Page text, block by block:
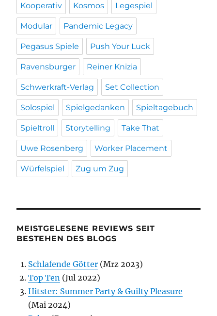
Kooperativ Kosmos Legespiel
Modular Pandemic Legacy
Pegasus Spiele Push Your Luck
Ravensburger Reiner Knizia
Schwerkraft-Verlag Set Collection
Solospiel Spielgedanken Spieltagebuch
Spieltroll Storytelling Take That
Uwe Rosenberg Worker Placement
Würfelspiel Zug um Zug
MEISTGELESENE REVIEWS SEIT
BESTEHEN DES BLOGS
Schlafende Götter (Mrz 2023)
Top Ten (Jul 2022)
Hitster: Summer Party & Guilty Pleasure
(Mai 2024)